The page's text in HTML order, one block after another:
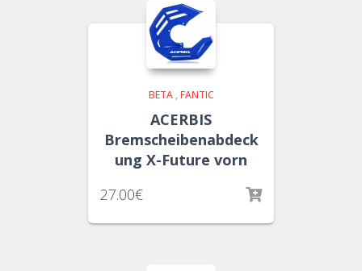
BETA, FANTIC
ACERBIS
Bremscheibenabdeck
ung X-Future vorn
27.00€